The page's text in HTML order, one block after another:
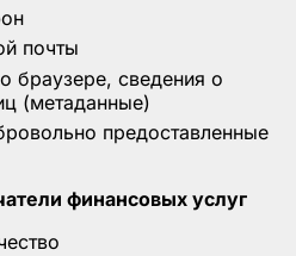
почты
браузере, сведения о
(метаданные)
предоставленные
финансовых услуг